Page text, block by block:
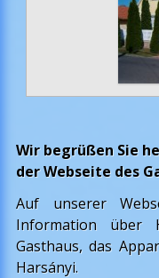
Wir begrüßen Sie
der Webseite des
Auf unserer
Information über
Gasthaus, das
Harsányi.